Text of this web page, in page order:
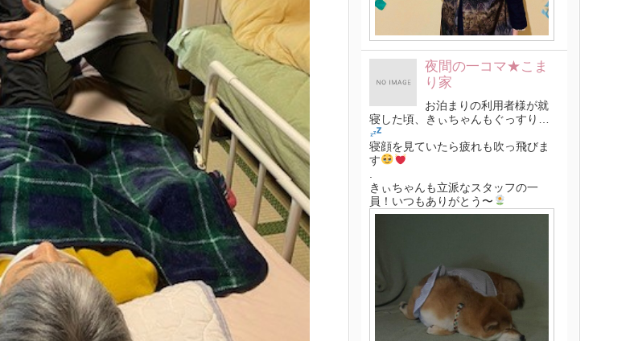
夜間の一コマ★こま
り家
お泊まりの利用者様が就
寝した頃、きぃちゃんもぐっすり…
寝顔を見ていたら疲れも吹っ飛びま
す
きぃちゃんも立派なスタッフの一
員！いつもありがとう〜